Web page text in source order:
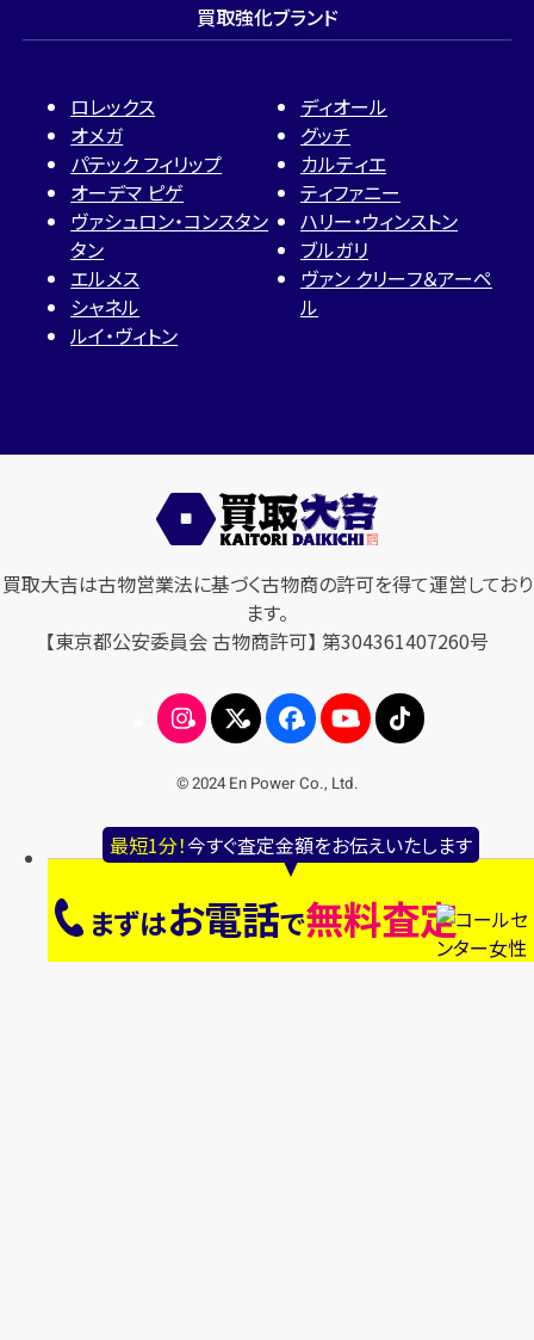
最短1分！今すぐ査定金額をお伝えいたします
まずはお電話で無料査定
買取強化ブランド
ロレックス
オメガ
パテック フィリップ
オーデマ ピゲ
ヴァシュロン・コンスタン
タン
エルメス
シャネル
ルイ・ヴィトン
ディオール
グッチ
カルティエ
ティファニー
ハリー・ウィンストン
ブルガリ
ヴァン クリーフ＆アーペ
ル
買取大吉は古物営業法に基づく古物商の許可を得て運営しており
ます。
【東京都公安委員会 古物商許可】 第304361407260号
© 2024 En Power Co., Ltd.